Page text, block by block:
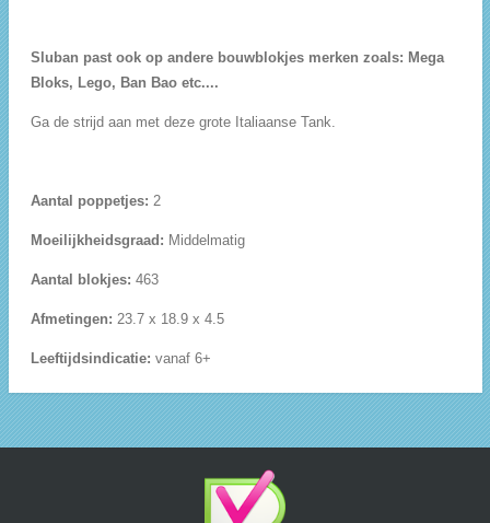
Sluban past ook op andere bouwblokjes merken zoals: Mega
Bloks, Lego, Ban Bao etc....
Ga de strijd aan met deze grote Italiaanse Tank.
Aantal poppetjes: 2
Moeilijkheidsgraad: Middelmatig
Aantal blokjes: 463
Afmetingen: 23.7 x 18.9 x 4.5
Leeftijdsindicatie: vanaf 6+